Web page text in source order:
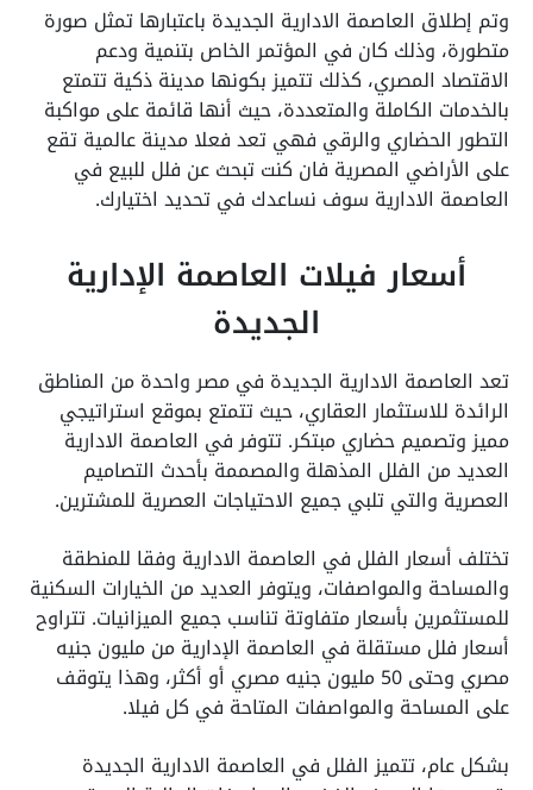
وتم إطلاق العاصمة الادارية الجديدة باعتبارها تمثل صورة
متطورة، وذلك كان في المؤتمر الخاص بتنمية ودعم
الاقتصاد المصري، كذلك تتميز بكونها مدينة ذكية تتمتع
بالخدمات الكاملة والمتعددة، حيث أنها قائمة على مواكبة
التطور الحضاري والرقي فهي تعد فعلا مدينة عالمية تقع
على الأراضي المصرية فان كنت تبحث عن فلل للبيع في
العاصمة الادارية سوف نساعدك في تحديد اختيارك.
أسعار فيلات العاصمة الإدارية
الجديدة
تعد العاصمة الادارية الجديدة في مصر واحدة من المناطق
الرائدة للاستثمار العقاري، حيث تتمتع بموقع استراتيجي
مميز وتصميم حضاري مبتكر. تتوفر في العاصمة الادارية
العديد من الفلل المذهلة والمصممة بأحدث التصاميم
العصرية والتي تلبي جميع الاحتياجات العصرية للمشترين.
تختلف أسعار الفلل في العاصمة الادارية وفقا للمنطقة
والمساحة والمواصفات، ويتوفر العديد من الخيارات السكنية
للمستثمرين بأسعار متفاوتة تناسب جميع الميزانيات. تتراوح
أسعار فلل مستقلة في العاصمة الإدارية من مليون جنيه
مصري وحتى 50 مليون جنيه مصري أو أكثر، وهذا يتوقف
على المساحة والمواصفات المتاحة في كل فيلا.
بشكل عام، تتميز الفلل في العاصمة الادارية الجديدة